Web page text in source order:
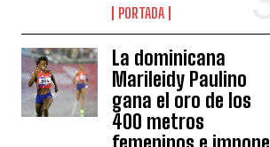
PORTADA
La dominicana
Marileidy Paulino
gana el oro de los
400 metros